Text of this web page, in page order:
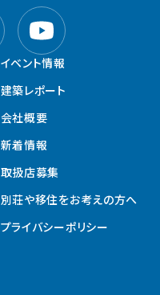
イベント情報
建築レポート
会社概要
新着情報
取扱店募集
別荘や移住をお考えの方へ
プライバシーポリシー